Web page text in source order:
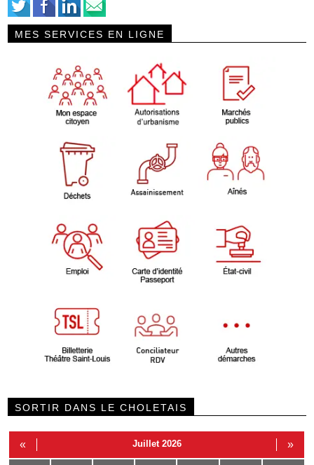
MES SERVICES EN LIGNE
SORTIR DANS LE CHOLETAIS
« Juillet 2026 »